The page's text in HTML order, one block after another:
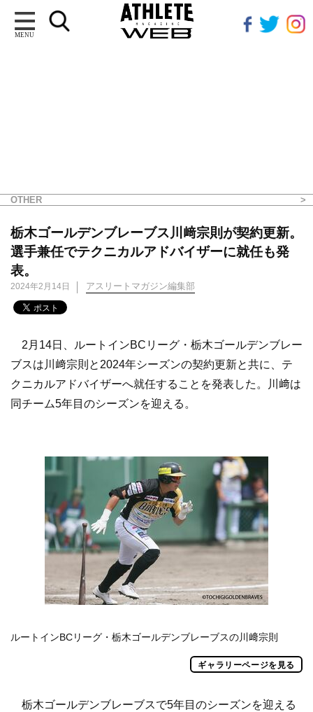
MENU
OTHER
栃木ゴールデンブレーブス川﨑宗則が契約更新。
選手兼任でテクニカルアドバイザーに就任も発
表。
2024年2月14日 アスリートマガジン編集部
2月14日、ルートインBCリーグ・栃木ゴールデンブレー
ブスは川﨑宗則と2024年シーズンの契約更新と共に、テ
クニカルアドバイザーへ就任することを発表した。川﨑は
同チーム5年目のシーズンを迎える。
ルートインBCリーグ・栃木ゴールデンブレーブスの川﨑宗則
ギャラリーページを見る
栃木ゴールデンブレーブスで5年目のシーズンを迎える